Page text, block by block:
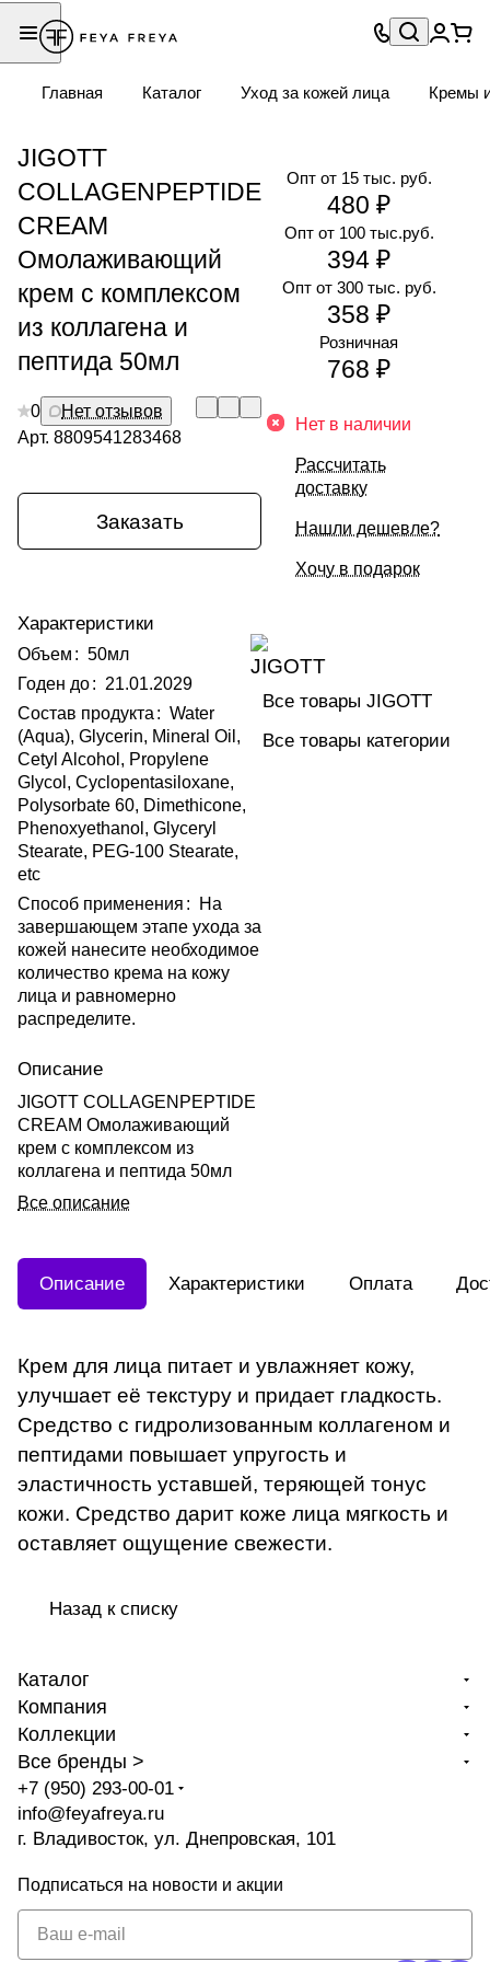
Главная Каталог Уход за кожей лица Кремы
JIGOTT
COLLAGENPEPTIDE
CREAM
Омолаживающий
крем с комплексом
из коллагена и
пептида 50мл
0
Нет отзывов
Арт. 8809541283468
Заказать
Характеристики
Объем : 50мл
Годен до: 21.01.2029
Состав продукта : Water
(Aqua), Glycerin, Mineral Oil,
Cetyl Alcohol, Propylene
Glycol, Cyclopentasiloxane,
Polysorbate 60, Dimethicone,
Phenoxyethanol, Glyceryl
Stearate, PEG-100 Stearate,
etc
Способ применения :
На
завершающем этапе ухода за
кожей нанесите необходимое
количество крема на кожу
лица и равномерно
распределите.
Описание
JIGOTT COLLAGENPEPTIDE
CREAM Омолаживающий
крем с комплексом из
коллагена и пептида 50мл
Все описание
Опт от 300 тыс. руб.
358 ₽
Опт от 15 тыс. руб.
480 ₽
Опт от 100 тыс.руб.
394 ₽
Розничная
768 ₽
Нет в наличии
Рассчитать
доставку
Нашли дешевле?
Хочу в подарок
Все товары JIGOTT
Все товары категории
Описание Характеристики Оплата
Крем для лица питает и увлажняет кожу,
улучшает её текстуру и придает гладкость.
Средство с гидролизованным коллагеном и
пептидами повышает упругость и
эластичность уставшей, теряющей тонус
кожи. Средство дарит коже лица мягкость и
оставляет ощущение свежести.
Назад к списку
Каталог
Компания
Коллекции
Все бренды >
+7 (950) 293-00-01
info@feyafreya.ru
г. Владивосток, ул. Днепровская, 101
Подписаться на новости и акции